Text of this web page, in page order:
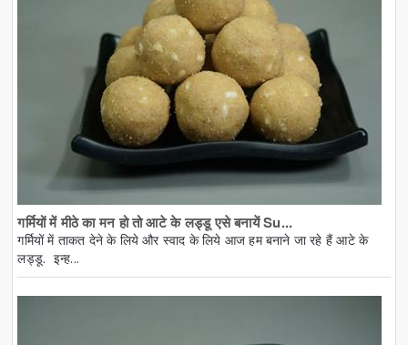
गर्मियों में मीठे का मन हो तो आटे के लड्डू एसे बनायें Su...
गर्मियों में ताकत देने के लिये और स्वाद के लिये आज हम बनाने जा रहे हैं आटे के
लड्डू. इन्ह...